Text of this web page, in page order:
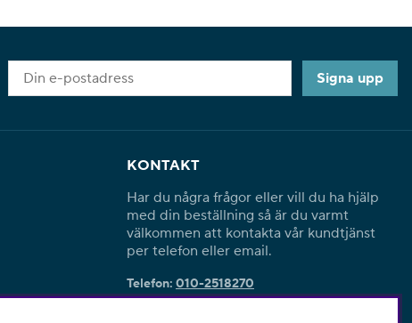
Signa upp
KONTAKT
Har du några frågor eller vill du ha hjälp
med din beställning så är du varmt
välkommen att kontakta vår kundtjänst
per telefon eller email.
Telefon: 010-2518270